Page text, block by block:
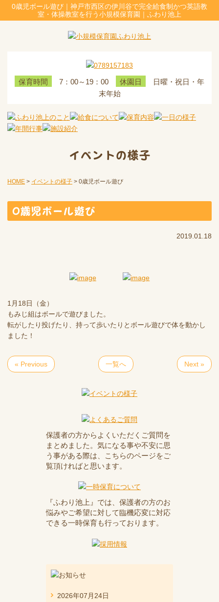
0歳児ボール遊び｜神戸市西区の伊川谷で完全給食制かつ英語教
室・体操教室を行う小規模保育園｜ふわり池上
保育時間 7：00～19：00 休園日
日曜・祝日・年
末年始
イベントの様子
HOME > イベントの様子 > 0歳児ボール遊び
0歳児ボール遊び
2019.01.18
1月18日（金）
もみじ組はボールで遊びました。
転がしたり投げたり、持って歩いたりとボール遊びで体を動かし
ました！
« Previous 一覧へ Next »
保護者の方からよくいただくご質問を
まとめました。気になる事や不安に思
う事がある際は、こちらのページをご
覧頂ければと思います。
『ふわり池上』では、保護者の方のお
悩みやご希望に対して臨機応変に対応
できる一時保育も行っております。
2026年07月24日